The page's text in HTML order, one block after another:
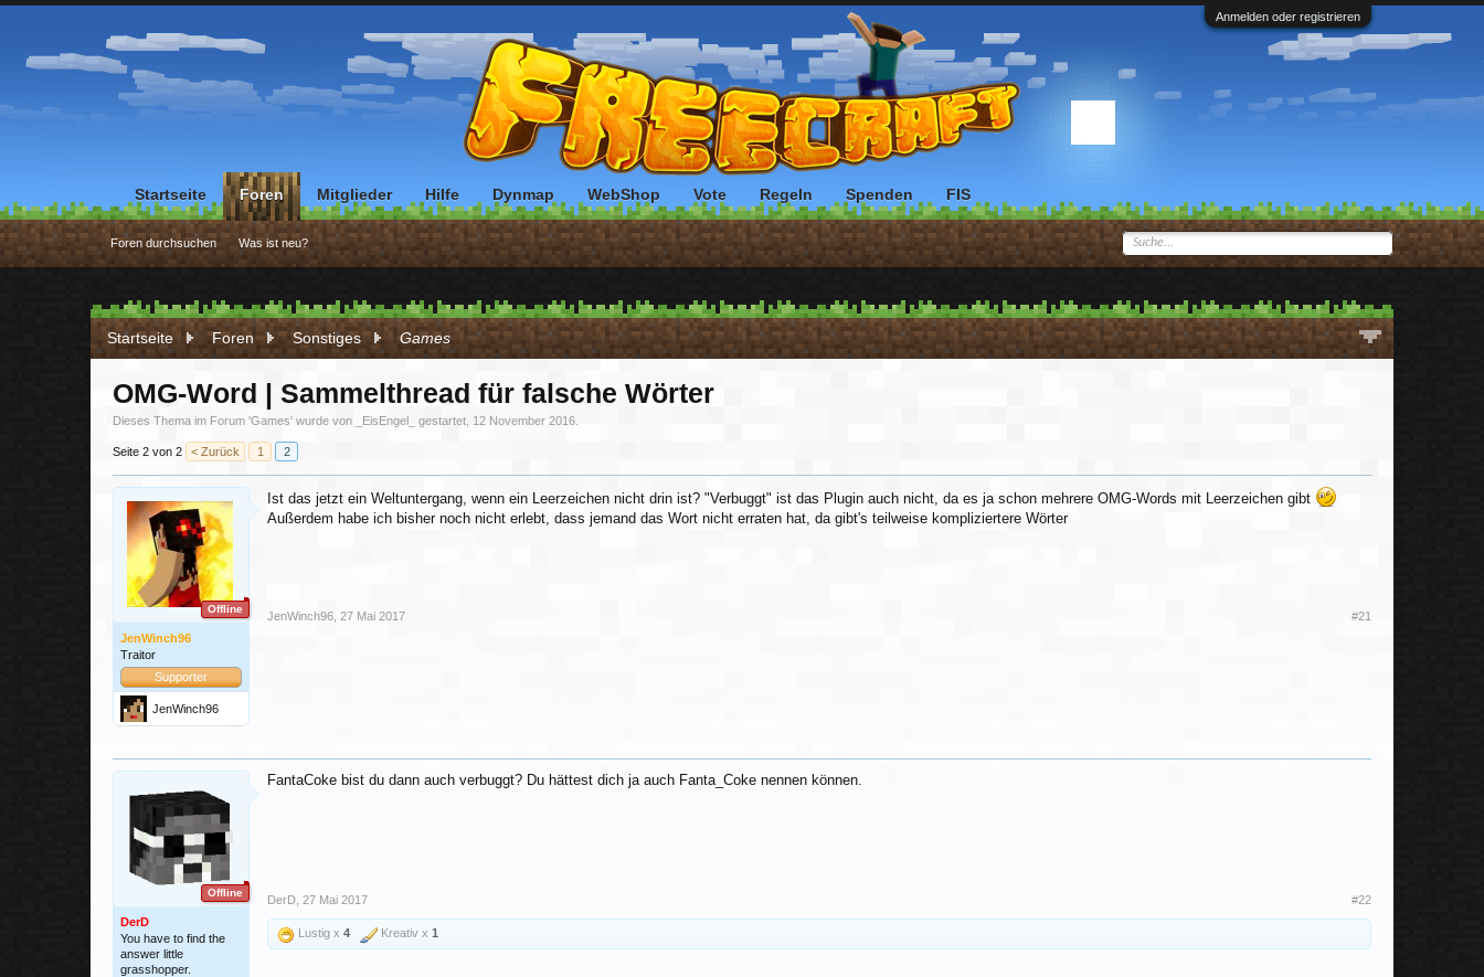
Anmelden oder registrieren
Startseite Foren Sonstiges Games
OMG-Word | Sammelthread für falsche Wörter
Dieses Thema im Forum 'Games' wurde von _EisEngel_ gestartet, 12 November 2016
Seite 2 von 2 < Zurück 1 2
Offline
JenWinch96
Traitor
Supporter
JenWinch96
Ist das jetzt ein Weltuntergang, wenn ein Leerzeichen nicht drin ist? "Verbuggt" ist das Plugin auch nicht, da es ja schon mehrere OMG-Words mit Leerzeichen gibt
Außerdem habe ich bisher noch nicht erlebt, dass jemand das Wort nicht erraten hat, da gibt's teilweise kompliziertere Wörter
JenWinch96 27 Mai 2017 #21
Offline
DerD
You have to find the
answer little
grasshopper.
FantaCoke bist du dann auch verbuggt? Du hättest dich ja auch Fanta_Coke nennen können.
DerD 27 Mai 2017 #22
Lustig x 4 Kreativ x 1
Startseite Foren
Foren durchsuchen Was ist neu?
Mitglieder Hilfe Dynmap WebShop Vote Regeln Spenden FIS